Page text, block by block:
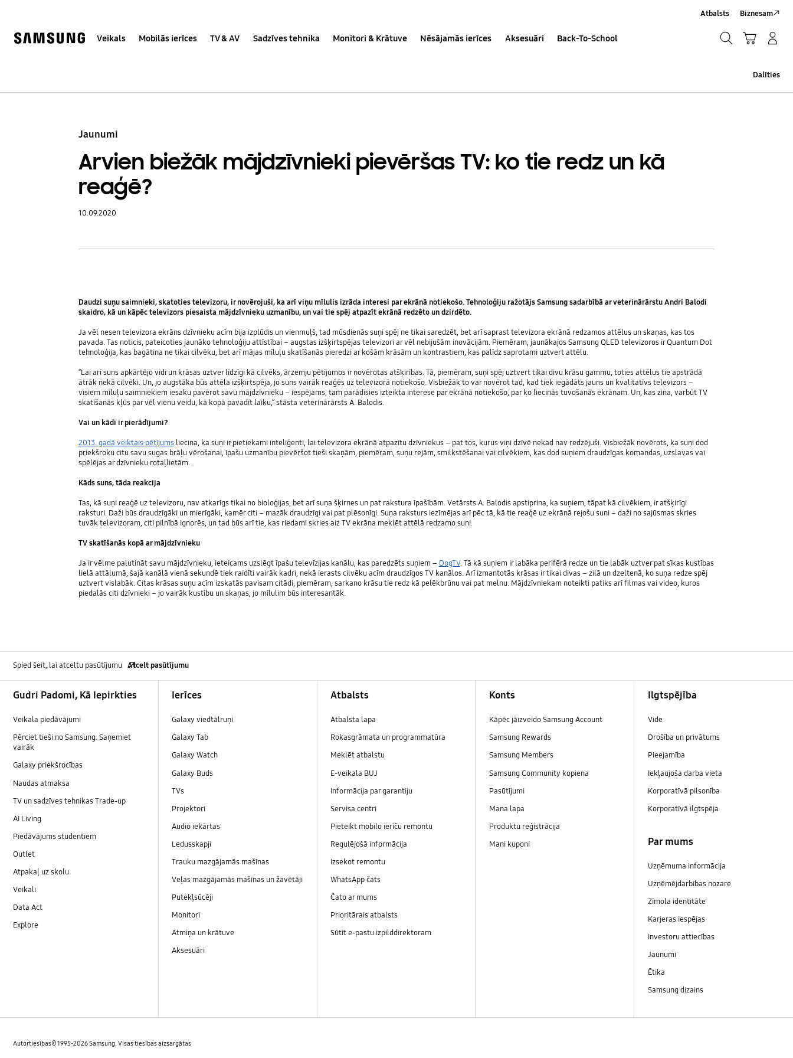
help
Veikals Mobilās ierīces TV & AV Sadzīves tehnika Monitori & Krātuve Nēsājamās ierīces Aksesuāri Back-To-School
Atbalsts Biznesam
Dalīties
Jaunumi
Arvien biežāk mājdzīvnieki pievēršas TV: ko tie redz un kā
reaģē?
10.09.2020
Daudzi suņu saimnieki, skatoties televizoru, ir novērojuši, ka arī viņu mīlulis izrāda interesi par ekrānā notiekošo. Tehnoloģiju ražotājs Samsung sadarbībā ar veterinārārstu Andri Balodi
skaidro, kā un kāpēc televizors piesaista mājdzīvnieku uzmanību, un vai tie spēj atpazīt ekrānā redzēto un dzirdēto.
Ja vēl nesen televizora ekrāns dzīvnieku acīm bija izplūdis un vienmuļš, tad mūsdienās suņi spēj ne tikai saredzēt, bet arī saprast televizora ekrānā redzamos attēlus un skaņas, kas tos
pavada. Tas noticis, pateicoties jaunāko tehnoloģiju attīstībai – augstas izšķirtspējas televizori ar vēl nebijušām inovācijām. Piemēram, jaunākajos Samsung QLED televizoros ir Quantum Dot
tehnoloģija, kas bagātina ne tikai cilvēku, bet arī mājas mīluļu skatīšanās pieredzi ar košām krāsām un kontrastiem, kas palīdz saprotami uztvert attēlu.
“Lai arī suns apkārtējo vidi un krāsas uztver līdzīgi kā cilvēks, ārzemju pētījumos ir novērotas atšķirības. Tā, piemēram, suņi spēj uztvert tikai divu krāsu gammu, toties attēlus tie apstrādā
ātrāk nekā cilvēki. Un, jo augstāka būs attēla izšķirtspēja, jo suns vairāk reaģēs uz televizorā notiekošo. Visbiežāk to var novērot tad, kad tiek iegādāts jauns un kvalitatīvs televizors –
visiem mīluļu saimniekiem iesaku pavērot savu mājdzīvnieku – iespējams, tam parādīsies izteikta interese par ekrānā notiekošo, par ko liecinās tuvošanās ekrānam. Un, kas zina, varbūt TV
skatīšanās kļūs par vēl vienu veidu, kā kopā pavadīt laiku,” stāsta veterinārārsts A. Balodis.
Vai un kādi ir pierādījumi?
2013. gadā veiktais pētījumsliecina, ka suņi ir pietiekami inteliģenti, lai televizora ekrānā atpazītu dzīvniekus – pat tos, kurus viņi dzīvē nekad nav redzējuši. Visbiežāk novērots, ka suņi dod
priekšroku citu savu sugas brāļu vērošanai, īpašu uzmanību pievēršot tieši skaņām, piemēram, suņu rejām, smilkstēšanai vai cilvēkiem, kas dod suņiem draudzīgas komandas, uzslavas vai
spēlējas ar dzīvnieku rotaļlietām.
Kāds suns, tāda reakcija
Tas, kā suņi reaģē uz televizoru, nav atkarīgs tikai no bioloģijas, bet arī suņa šķirnes un pat rakstura īpašībām. Vetārsts A. Balodis apstiprina, ka suņiem, tāpat kā cilvēkiem, ir atšķirīgi
raksturi. Daži būs draudzīgāki un mierīgāki, kamēr citi – mazāk draudzīgi vai pat plēsonīgi. Suņa raksturs iezīmējas arī pēc tā, kā tie reaģē uz ekrānā rejošu suni – daži no sajūsmas skries
tuvāk televizoram, citi pilnībā ignorēs, un tad būs arī tie, kas riedami skries aiz TV ekrāna meklēt attēlā redzamo suni.
TV skatīšanās kopā ar mājdzīvnieku
Ja ir vēlme palutināt savu mājdzīvnieku, ieteicams uzslēgt īpašu televīzijas kanālu, kas paredzēts suņiem – DogTV. Tā kā suņiem ir labāka perifērā redze un tie labāk uztver pat sīkas kustības
lielā attālumā, šajā kanālā vienā sekundē tiek raidīti vairāk kadri, nekā ierasts cilvēku acīm draudzīgos TV kanālos. Arī izmantotās krāsas ir tikai divas – zilā un dzeltenā, ko suņa redze spēj
uztvert vislabāk. Citas krāsas suņu acīm izskatās pavisam citādi, piemēram, sarkano krāsu tie redz kā pelēkbrūnu vai pat melnu. Mājdzīvniekam noteikti patiks arī filmas vai video, kuros
piedalās citi dzīvnieki – jo vairāk kustību un skaņas, jo mīlulim būs interesantāk.
Spied šeit, lai atceltu pasūtījumu Atcelt pasūtījumu
Gudri Padomi, Kā Iepirkties
Veikala piedāvājumi
Pērciet tieši no Samsung. Saņemiet
vairāk
Galaxy priekšrocības
Naudas atmaksa
TV un sadzīves tehnikas Trade-up
AI Living
Piedāvājums studentiem
Outlet
Atpakaļ uz skolu
Veikali
Data Act
Explore
Ierīces
Galaxy viedtālruņi
Galaxy Tab
Galaxy Watch
Galaxy Buds
TVs
Projektori
Audio iekārtas
Ledusskapji
Trauku mazgājamās mašīnas
Veļas mazgājamās mašīnas un žavētāji
Putekļsūcēji
Monitori
Atmiņa un krātuve
Aksesuāri
Atbalsts
Atbalsta lapa
Rokasgrāmata un programmatūra
Meklēt atbalstu
E-veikala BUJ
Informācija par garantiju
Servisa centri
Pieteikt mobilo ierīču remontu
Regulējošā informācija
Izsekot remontu
WhatsApp čats
Čato ar mums
Prioritārais atbalsts
Sūtīt e-pastu izpilddirektoram
Konts
Kāpēc jāizveido Samsung Account
Samsung Rewards
Samsung Members
Samsung Community kopiena
Pasūtījumi
Mana lapa
Produktu reģistrācija
Mani kuponi
Ilgtspējība
Vide
Drošība un privātums
Pieejamība
Iekļaujoša darba vieta
Korporatīvā pilsonība
Korporatīvā ilgtspēja
Par mums
Uzņēmuma informācija
Uzņēmējdarbības nozare
Zīmola identitāte
Karjeras iespējas
Investoru attiecības
Jaunumi
Ētika
Samsung dizains
Autortiesības© 1995-2026 Samsung. Visas tiesības aizsargātas